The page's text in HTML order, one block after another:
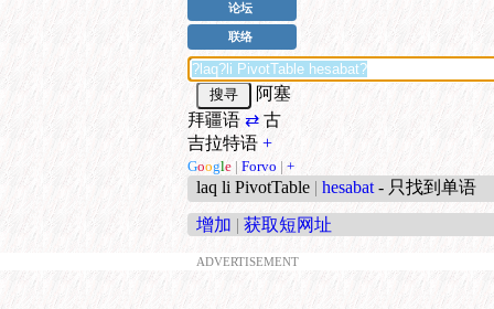
论坛
联络
阿塞
拜疆语 ⇄ 古
吉拉特语 +
Google | Forvo | +
laq li PivotTable | hesabat - 只找到单语
增加 | 获取短网址
ADVERTISEMENT